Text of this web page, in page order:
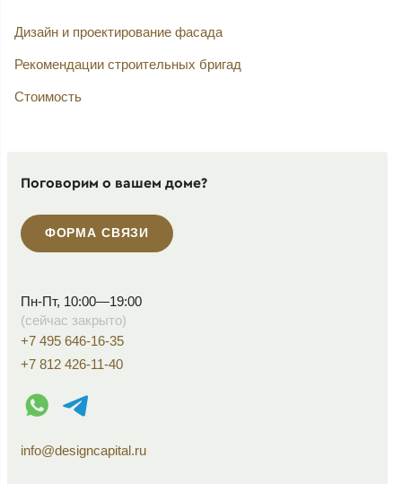
Дизайн и проектирование фасада
Рекомендации строительных бригад
Стоимость
Поговорим о вашем доме?
ФОРМА СВЯЗИ
Пн-Пт, 10:00—19:00
(сейчас закрыто)
+7 495 646-16-35
+7 812 426-11-40
WhatsApp контакт
Telegram контакт
info@designcapital.ru